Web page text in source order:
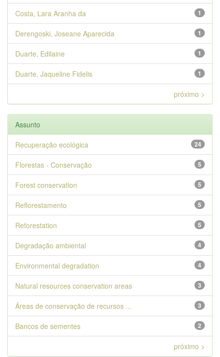
1
Costa, Lara Aranha da
1
Derengoski, Joseane Aparecida
1
Duarte, Edilaine
1
Duarte, Jaqueline Fidelis
próximo >
Assunto
24
Recuperação ecológica
5
Florestas - Conservação
5
Forest conservation
5
Reflorestamento
5
Reforestation
4
Degradação ambiental
4
Environmental degradation
3
Natural resources conservation areas
3
Áreas de conservação de recursos ...
2
Bancos de sementes
próximo >